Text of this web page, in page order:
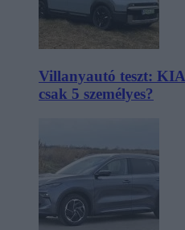
Villanyautó teszt:
csak 5 személyes?